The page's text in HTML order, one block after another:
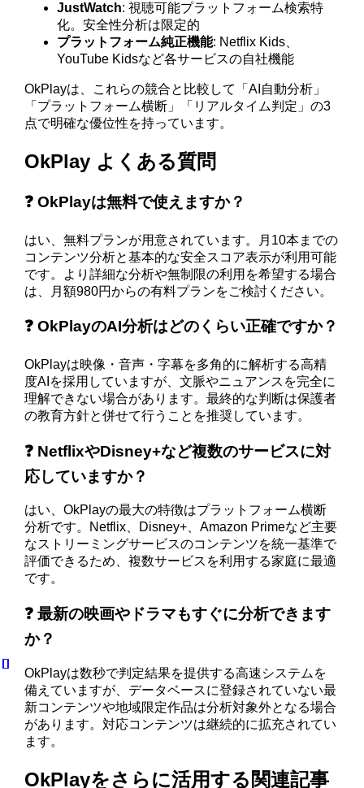
JustWatch: 視聴可能プラットフォーム検索特
化。安全性分析は限定的
プラットフォーム純正機能: Netflix Kids、
YouTube Kidsなど各サービスの自社機能
OkPlayは、これらの競合と比較して「AI自動分析」
「プラットフォーム横断」「リアルタイム判定」の3
点で明確な優位性を持っています。
OkPlay よくある質問
❓ OkPlayは無料で使えますか？
はい、無料プランが用意されています。月10本までの
コンテンツ分析と基本的な安全スコア表示が利用可能
です。より詳細な分析や無制限の利用を希望する場合
は、月額980円からの有料プランをご検討ください。
❓ OkPlayのAI分析はどのくらい正確ですか？
OkPlayは映像・音声・字幕を多角的に解析する高精
度AIを採用していますが、文脈やニュアンスを完全に
理解できない場合があります。最終的な判断は保護者
の教育方針と併せて行うことを推奨しています。
❓ NetflixやDisney+など複数のサービスに対
応していますか？
はい、OkPlayの最大の特徴はプラットフォーム横断
分析です。Netflix、Disney+、Amazon Primeなど主要
なストリーミングサービスのコンテンツを統一基準で
評価できるため、複数サービスを利用する家庭に最適
です。
❓ 最新の映画やドラマもすぐに分析できます
か？
OkPlayは数秒で判定結果を提供する高速システムを
備えていますが、データベースに登録されていない最
新コンテンツや地域限定作品は分析対象外となる場合
があります。対応コンテンツは継続的に拡充されてい
ます。
OkPlayをさらに活用する関連記事